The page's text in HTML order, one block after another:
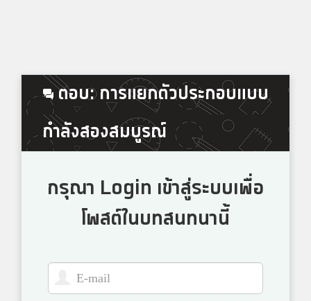
ตอบ: การแยกตัวประกอบแบบ
กำลังสองสมบูรณ์
กรุณา Login เข้าสู่ระบบเพื่อ
โพสต์ในบทสนทนานี้